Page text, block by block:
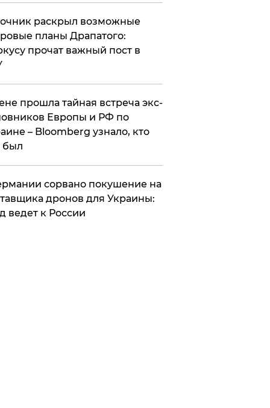
раскрыл возможные
планы Драпатого:
прочат важный пост в
прошла тайная встреча экс-
Европы и РФ по
– Bloomberg узнало, кто
был
сорвано покушение на
дронов для Украины:
ведет к России